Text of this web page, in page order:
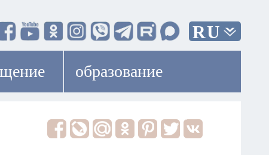
RU
образование